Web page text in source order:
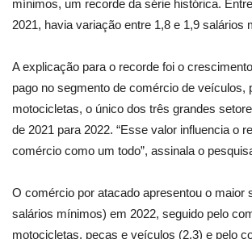
mínimos, um recorde da série histórica.
2021, havia variação entre 1,8 e 1,9 salários
A explicação para o recorde foi o
pago no segmento de comércio de veículos,
motocicletas, o único dos três grandes
de 2021 para 2022. “Esse valor influencia o
comércio como um todo”, assinala o
O comércio por atacado apresentou o maior
salários mínimos) em 2022, seguido pelo
motocicletas, peças e veículos (2,3) e pelo